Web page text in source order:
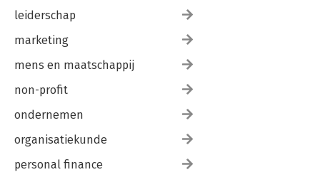
leiderschap
marketing
mens en maatschappij
non-profit
ondernemen
organisatiekunde
personal finance